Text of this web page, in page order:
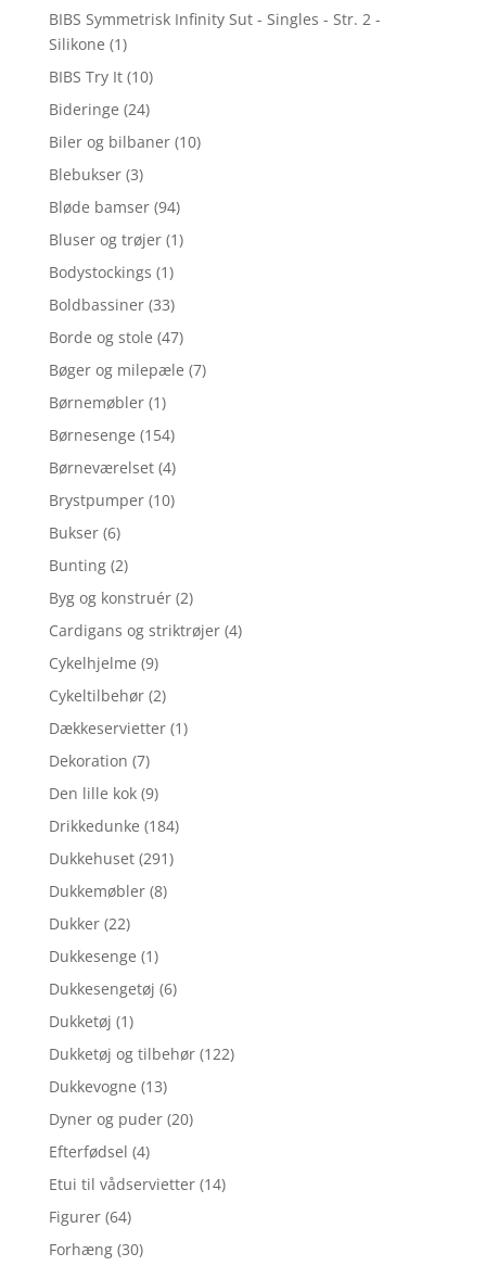
BIBS Symmetrisk Infinity Sut - Singles - Str. 2 -
Silikone (1)
BIBS Try It (10)
Bideringe (24)
Biler og bilbaner (10)
Blebukser (3)
Bløde bamser (94)
Bluser og trøjer (1)
Bodystockings (1)
Boldbassiner (33)
Borde og stole (47)
Bøger og milepæle (7)
Børnemøbler (1)
Børnesenge (154)
Børneværelset (4)
Brystpumper (10)
Bukser (6)
Bunting (2)
Byg og konstruér (2)
Cardigans og striktrøjer (4)
Cykelhjelme (9)
Cykeltilbehør (2)
Dækkeservietter (1)
Dekoration (7)
Den lille kok (9)
Drikkedunke (184)
Dukkehuset (291)
Dukkemøbler (8)
Dukker (22)
Dukkesenge (1)
Dukkesengetøj (6)
Dukketøj (1)
Dukketøj og tilbehør (122)
Dukkevogne (13)
Dyner og puder (20)
Efterfødsel (4)
Etui til vådservietter (14)
Figurer (64)
Forhæng (30)